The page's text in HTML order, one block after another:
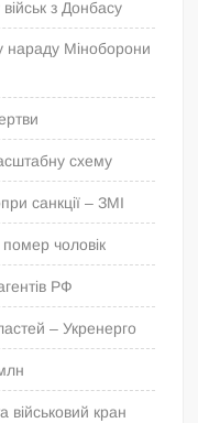
з Донбасу
нараду Міноборони
схему
санкції – ЗМІ
чоловік
РФ
– Укренерго
військовий кран